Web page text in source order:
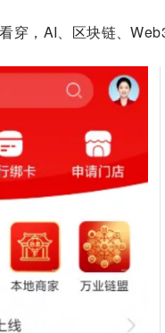
穿，AI、区块链、